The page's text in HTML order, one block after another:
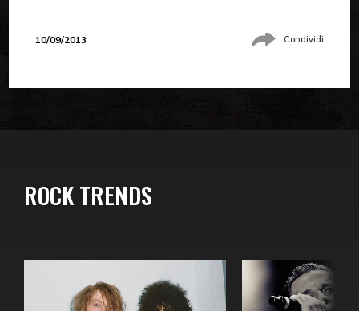
10/09/2013 Condividi
ROCK TRENDS